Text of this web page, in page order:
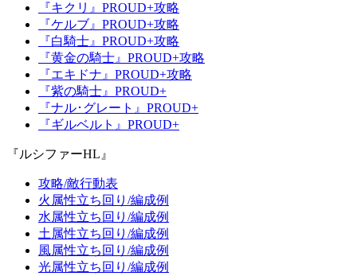
『キクリ』PROUD+攻略
『ケルブ』PROUD+攻略
『白騎士』PROUD+攻略
『黄金の騎士』PROUD+攻略
『エキドナ』PROUD+攻略
『紫の騎士』PROUD+
『ナル･グレート』PROUD+
『ギルベルト』PROUD+
『ルシファーHL』
攻略/敵行動表
火属性立ち回り/編成例
水属性立ち回り/編成例
土属性立ち回り/編成例
風属性立ち回り/編成例
光属性立ち回り/編成例